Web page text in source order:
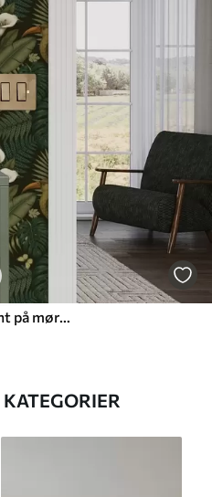
Tropiske fugler og frodig grønt på mørk jungelbakgrunn